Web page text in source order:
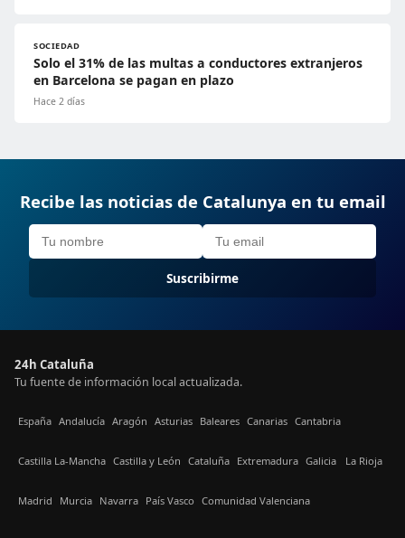
SOCIEDAD
Solo el 31% de las multas a conductores extranjeros
en Barcelona se pagan en plazo
Hace 2 días
Recibe las noticias de Catalunya en tu email
Suscribirme
24h Cataluña
Tu fuente de información local actualizada.
España Andalucía Aragón Asturias Baleares Canarias Cantabria
Castilla La-Mancha Castilla y León Cataluña Extremadura Galicia La Rioja
Madrid Murcia Navarra País Vasco Comunidad Valenciana